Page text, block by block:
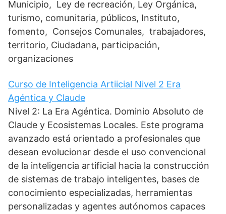
Municipio, Ley de recreación, Ley Orgánica,
turismo, comunitaria, públicos, Instituto,
fomento, Consejos Comunales, trabajadores,
territorio, Ciudadana, participación,
organizaciones
Curso de Inteligencia Artiicial Nivel 2 Era
Agéntica y Claude
Nivel 2: La Era Agéntica. Dominio Absoluto de
Claude y Ecosistemas Locales. Este programa
avanzado está orientado a profesionales que
desean evolucionar desde el uso convencional
de la inteligencia artificial hacia la construcción
de sistemas de trabajo inteligentes, bases de
conocimiento especializadas, herramientas
personalizadas y agentes autónomos capaces